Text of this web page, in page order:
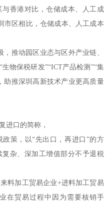
香港对比，仓储成本、人工成
市区相比，仓储成本、人工成本
推动园区业态与区外产业链、
物保税研发”“ICT产品检测”“集
助推深圳高新技术产业更高质量
进口的简称，
策，以“先出口，再进口”的方
杂、深加工增值部分不予退税
料加工贸易企业+进料加工贸易
在贸易过程中因为需要核销手